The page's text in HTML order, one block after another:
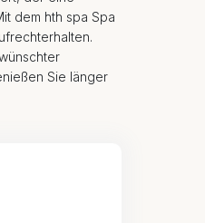
dem hth spa Spa
Sie länger